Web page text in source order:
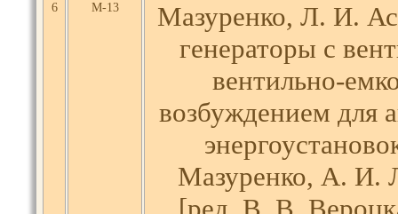
6 М-13
Мазуренко, Л. И.
генераторы с
вентильно-
возбуждением для
Мазуренко, А. И.